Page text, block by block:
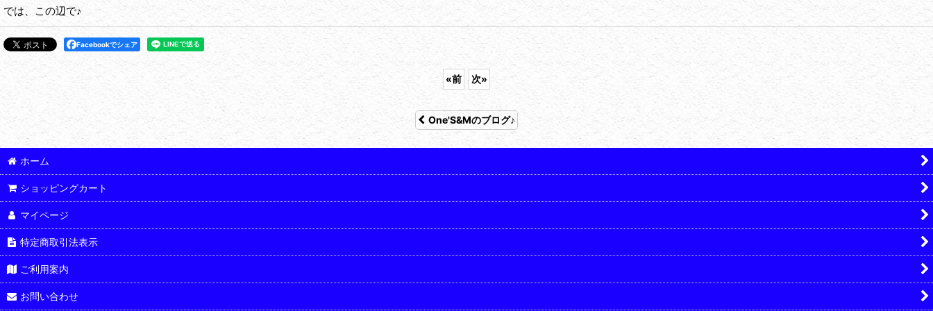
では、この辺で♪
Facebookでシェア
«前 次»
One'S&Mのブログ♪
ホーム
ショッピングカート
マイページ
特定商取引法表示
ご利用案内
お問い合わせ